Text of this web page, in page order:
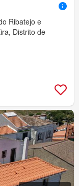
Ribatejo e
Distrito de